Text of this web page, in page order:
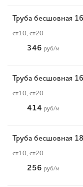
Труба бесшовная
ст10, ст20
346 руб/м
Труба бесшовная
ст10, ст20
414 руб/м
Труба бесшовная
ст10, ст20
256 руб/м